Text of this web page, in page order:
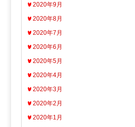
2020年9月
2020年8月
2020年7月
2020年6月
2020年5月
2020年4月
2020年3月
2020年2月
2020年1月